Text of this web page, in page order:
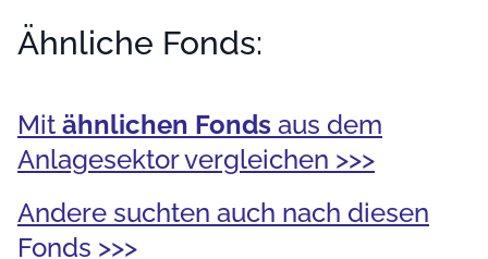
Ähnliche Fonds:
Mit ähnlichen Fonds aus dem
Anlagesektor vergleichen >>>
Andere suchten auch nach diesen
Fonds >>>